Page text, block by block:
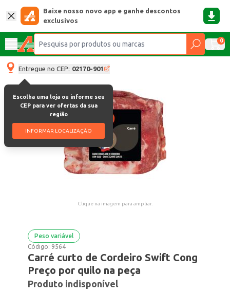
Baixe nosso novo app e ganhe descontos
exclusivos
0
Entregue no CEP: 02170-901
Escolha uma loja ou informe seu
CEP para ver ofertas da sua
região
INFORMAR LOCALIZAÇÃO
Clique na imagem para ampliar.
Peso variável
Código: 9564
Carré curto de Cordeiro Swift Cong
Preço por quilo na peça
Produto indisponível